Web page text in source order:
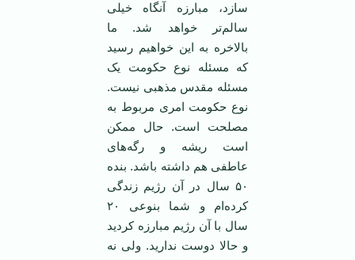
سازد، مبارزه آنگاه خیلی
سالم‌تر خواهد شد. ما
بالاخره به این خواهیم رسید
که مسئله نوع حکومت یک
مسئله مقدس مذهبی نیست.
نوع حکومت امری مربوط به
مصلحت است. حال ممکن
است ریشه و رگه‌های
عاطفی هم داشته باشد. بنده
۵۰ سال در آن رژیم زندگی
کرده‌ام و شما بنوعی ۲۰
سال با آن رژیم مبارزه کردید
و حالا دوست ندارید. ولی نه